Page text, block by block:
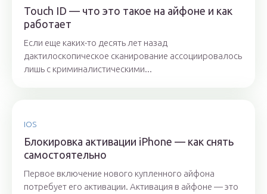
Touch ID — что это такое на айфоне и как
работает
Если еще каких-то десять лет назад
дактилоскопическое сканирование ассоциировалось
лишь с криминалистическими...
IOS
Блокировка активации iPhone — как снять
самостоятельно
Первое включение нового купленного айфона
потребует его активации. Активация в айфоне — это